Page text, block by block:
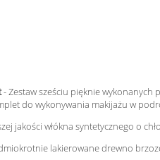
- Zestaw sześciu pięknie wykonanych
do wykonywania makijażu w
jakości włókna syntetycznego o
lakierowane drewno